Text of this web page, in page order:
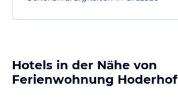
Hotels in der Nähe von
Ferienwohnung Hoderhof